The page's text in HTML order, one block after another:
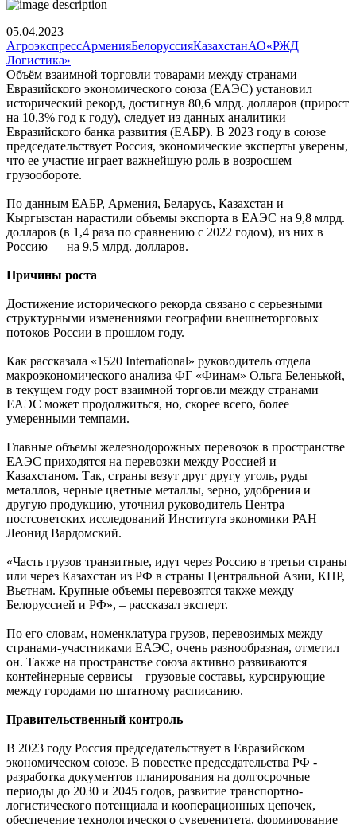
05.04.2023
АгроэкспрессАрменияБелоруссияКазахстанАО«РЖД
Логистика»
Объём взаимной торговли товарами между странами
Евразийского экономического союза (ЕАЭС) установил
исторический рекорд, достигнув 80,6 млрд. долларов (прирост
на 10,3% год к году), следует из данных аналитики
Евразийского банка развития (ЕАБР). В 2023 году в союзе
председательствует Россия, экономические эксперты уверены,
что ее участие играет важнейшую роль в возросшем
грузообороте.
По данным ЕАБР, Армения, Беларусь, Казахстан и
Кыргызстан нарастили объемы экспорта в ЕАЭС на 9,8 млрд.
долларов (в 1,4 раза по сравнению с 2022 годом), из них в
Россию — на 9,5 млрд. долларов.
Причины роста
Достижение исторического рекорда связано с серьезными
структурными изменениями географии внешнеторговых
потоков России в прошлом году.
Как рассказала «1520 International» руководитель отдела
макроэкономического анализа ФГ «Финам» Ольга Беленькой,
в текущем году рост взаимной торговли между странами
ЕАЭС может продолжиться, но, скорее всего, более
умеренными темпами.
Главные объемы железнодорожных перевозок в пространстве
ЕАЭС приходятся на перевозки между Россией и
Казахстаном. Так, страны везут друг другу уголь, руды
металлов, черные цветные металлы, зерно, удобрения и
другую продукцию, уточнил руководитель Центра
постсоветских исследований Института экономики РАН
Леонид Вардомский.
«Часть грузов транзитные, идут через Россию в третьи страны
или через Казахстан из РФ в страны Центральной Азии, КНР,
Вьетнам. Крупные объемы перевозятся также между
Белоруссией и РФ», – рассказал эксперт.
По его словам, номенклатура грузов, перевозимых между
странами-участниками ЕАЭС, очень разнообразная, отметил
он. Также на пространстве союза активно развиваются
контейнерные сервисы – грузовые составы, курсирующие
между городами по штатному расписанию.
Правительственный контроль
В 2023 году Россия председательствует в Евразийском
экономическом союзе. В повестке председательства РФ -
разработка документов планирования на долгосрочные
периоды до 2030 и 2045 годов, развитие транспортно-
логистического потенциала и кооперационных цепочек,
обеспечение технологического суверенитета, формирование